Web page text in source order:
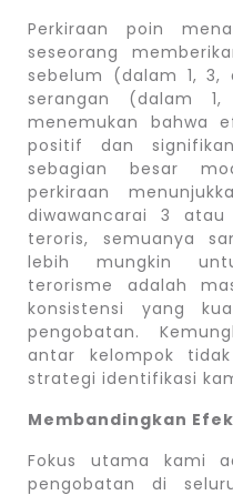
Perkiraan poin
seseorang
sebelum (dalam 1,
serangan (dalam
menemukan bahwa
positif dan
sebagian besar
perkiraan
diwawancarai 3
teroris, semuanya
lebih mungkin
terorisme adalah
konsistensi yang
pengobatan.
antar kelompok
strategi identifikasi
Membandingkan
Fokus utama kami
pengobatan di